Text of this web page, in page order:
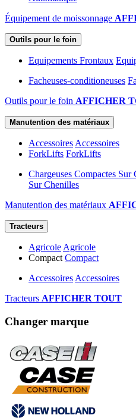
Équipement de moissonnage
Outils pour le foin
Equipements Frontaux
Facheuses-conditioneuses
Outils pour le foin AFFICHER
Manutention des matériaux
Accessoires Accessoires
ForkLifts ForkLifts
Chargeuses Compactes Sur
Sur Chenilles
Manutention des matériaux
Tracteurs
Agricole Agricole
Compact Compact
Accessoires Accessoires
Tracteurs AFFICHER TOUT
Changer marque